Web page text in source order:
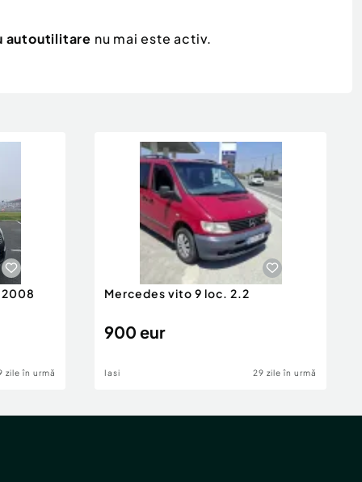
autoutilitare nu mai este activ.
2008
zile în urmă
Mercedes vito 9 loc. 2.2
900 eur
Iasi 29 zile în urmă